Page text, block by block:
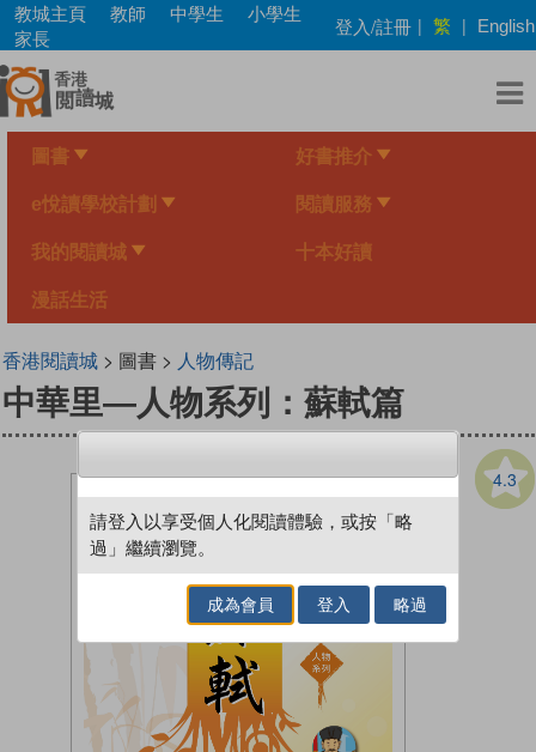
Skip
main
content
教城主頁 教師 中學生
小學生
家長
登入/註冊 | 繁 | English
圖書 好書推介
e悅讀學校計劃 閱讀服務
我的閱讀城 十本好讀
漫話生活
香港閱讀城> 圖書 > 人物傳記
中華里—人物系列：蘇軾篇
4.3
請登入以享受個人化閱讀體驗，或按「略
過」繼續瀏覽。
成為會員 登入 略過